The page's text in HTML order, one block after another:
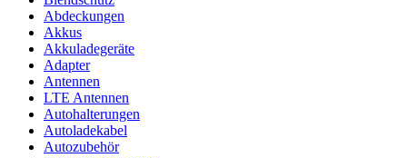
Abdeckungen
Akkus
Akkuladegeräte
Adapter
Antennen
LTE Antennen
Autohalterungen
Autoladekabel
Autozubehör